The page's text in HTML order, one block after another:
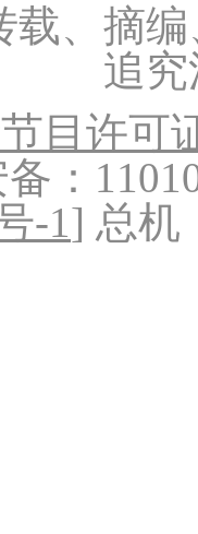
载、摘
追
目许可
：
-1] 总机